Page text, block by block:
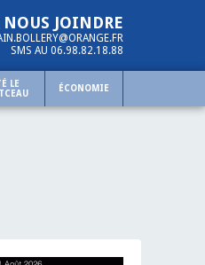
NOUS JOINDRE
SMS AU 06.98.82.18.88
LE
ÉCONOMIE